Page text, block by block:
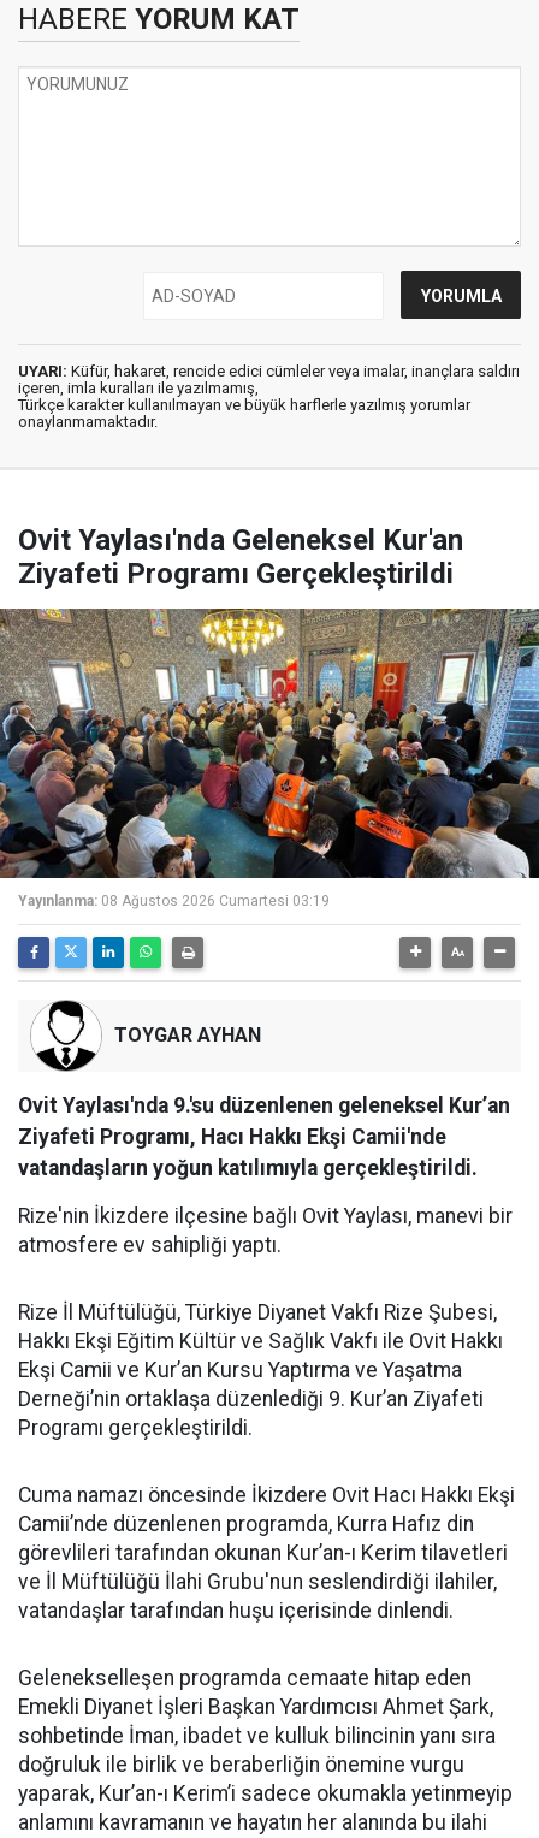
HABERE YORUM KAT
UYARI: Küfür, hakaret, rencide edici cümleler veya imalar, inançlara saldırı
içeren, imla kuralları ile yazılmamış,
Türkçe karakter kullanılmayan ve büyük harflerle yazılmış yorumlar
onaylanmamaktadır.
Ovit Yaylası'nda Geleneksel Kur'an
Ziyafeti Programı Gerçekleştirildi
Yayınlanma: 08 Ağustos 2026 Cumartesi 03:19
TOYGAR AYHAN
Ovit Yaylası'nda 9.'su düzenlenen geleneksel Kur’an
Ziyafeti Programı, Hacı Hakkı Ekşi Camii'nde
vatandaşların yoğun katılımıyla gerçekleştirildi.
Rize'nin İkizdere ilçesine bağlı Ovit Yaylası, manevi bir
atmosfere ev sahipliği yaptı.
Rize İl Müftülüğü, Türkiye Diyanet Vakfı Rize Şubesi,
Hakkı Ekşi Eğitim Kültür ve Sağlık Vakfı ile Ovit Hakkı
Ekşi Camii ve Kur’an Kursu Yaptırma ve Yaşatma
Derneği’nin ortaklaşa düzenlediği 9. Kur’an Ziyafeti
Programı gerçekleştirildi.
Cuma namazı öncesinde İkizdere Ovit Hacı Hakkı Ekşi
Camii’nde düzenlenen programda, Kurra Hafız din
görevlileri tarafından okunan Kur’an-ı Kerim tilavetleri
ve İl Müftülüğü İlahi Grubu'nun seslendirdiği ilahiler,
vatandaşlar tarafından huşu içerisinde dinlendi.
Gelenekselleşen programda cemaate hitap eden
Emekli Diyanet İşleri Başkan Yardımcısı Ahmet Şark,
sohbetinde İman, ibadet ve kulluk bilincinin yanı sıra
doğruluk ile birlik ve beraberliğin önemine vurgu
yaparak, Kur’an-ı Kerim’i sadece okumakla yetinmeyip
anlamını kavramanın ve hayatın her alanında bu ilahi